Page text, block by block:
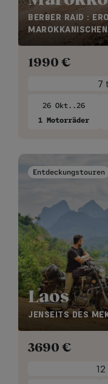
BERBER RAID :
1990 €
7
26 Okt..26
1 Motorräder
Entdeckungstouren
Laos
JENSEITS DES
3690 €